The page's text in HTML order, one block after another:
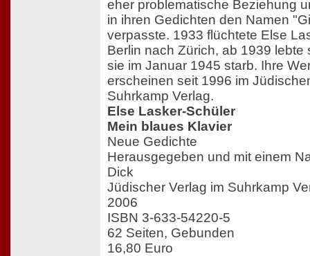
eher problematische Beziehung
in ihren Gedichten den Namen
verpasste. 1933 flüchtete Else
Berlin nach Zürich, ab 1939 lebte
sie im Januar 1945 starb. Ihre
erscheinen seit 1996 im
Suhrkamp Verlag.
Else Lasker-Schüler
Mein blaues Klavier
Neue Gedichte
Herausgegeben und mit einem
Dick
Jüdischer Verlag im Suhrkamp
2006
ISBN 3-633-54220-5
62 Seiten, Gebunden
16,80 Euro